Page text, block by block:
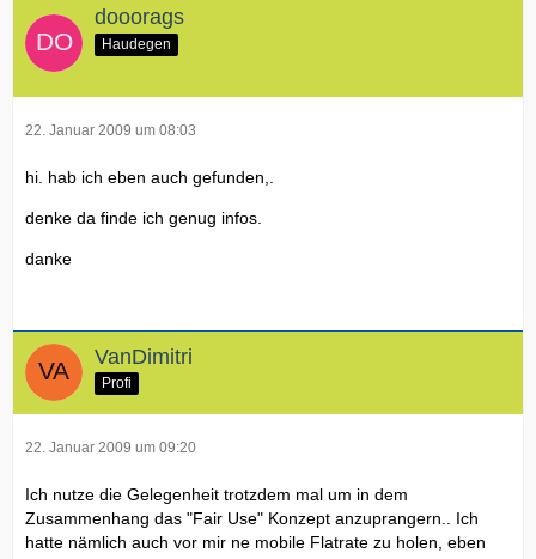
dooorags
Haudegen
22. Januar 2009 um 08:03
hi. hab ich eben auch gefunden,.
denke da finde ich genug infos.
danke
VanDimitri
Profi
22. Januar 2009 um 09:20
Ich nutze die Gelegenheit trotzdem mal um in dem
Zusammenhang das "Fair Use" Konzept anzuprangern.. Ich
hatte nämlich auch vor mir ne mobile Flatrate zu holen, eben